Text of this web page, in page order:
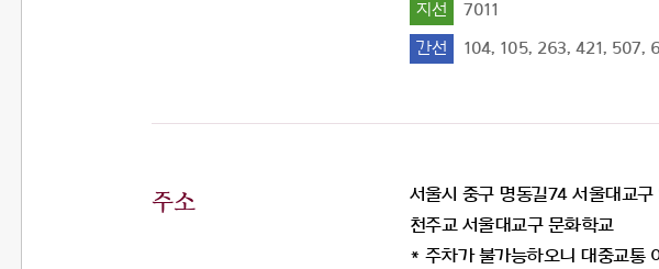
지선 7011
간선 104, 105, 263, 421, 507,
주소
서울시 중구 명동길74 서울대교
천주교 서울대교구 문화학교
* 주차가 불가능하오니 대중교통